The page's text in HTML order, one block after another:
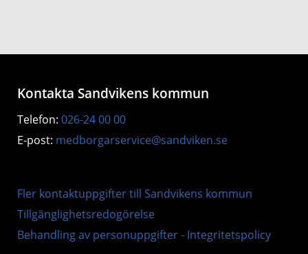
Kontakta Sandvikens kommun
Telefon: 026-24 00 00
E-post: medborgarservice@sandviken.se
Fler kontaktuppgifter till Sandvikens kommun
Tillgänglighetsredogörelse
Behandling av personuppgifter - Integritetspolicy